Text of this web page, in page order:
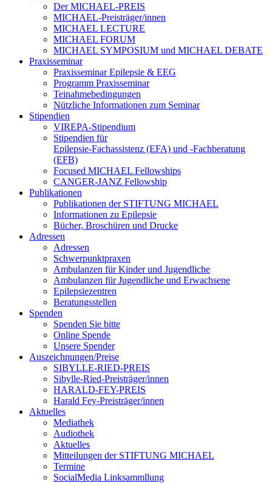
Der MICHAEL-PREIS
MICHAEL-Preisträger/innen
MICHAEL LECTURE
MICHAEL FORUM
MICHAEL SYMPOSIUM und MICHAEL DEBATE
Praxisseminar
Praxisseminar Epilepsie & EEG
Programm Praxisseminar
Teinahmebedingungen
Nützliche Informationen zum Seminar
Stipendien
VIREPA-Stipendium
Stipendien für
Epilepsie-Fachassistenz (EFA) und -Fachberatung
(EFB)
Focused MICHAEL Fellowships
CANGER-JANZ Fellowship
Publikationen
Publikationen der STIFTUNG MICHAEL
Informationen zu Epilepsie
Bücher, Broschüren und Drucke
Adressen
Adressen
Schwerpunktpraxen
Ambulanzen für Kinder und Jugendliche
Ambulanzen für Jugendliche und Erwachsene
Epilepsiezentren
Beratungsstellen
Spenden
Spenden Sie bitte
Online Spende
Unsere Spender
Auszeichnungen/Preise
SIBYLLE-RIED-PREIS
Sibylle-Ried-Preisträger/innen
HARALD-FEY-PREIS
Harald Fey-Preisträger/innen
Aktuelles
Mediathek
Audiothek
Aktuelles
Mitteilungen der STIFTUNG MICHAEL
Termine
SocialMedia Linksammllung